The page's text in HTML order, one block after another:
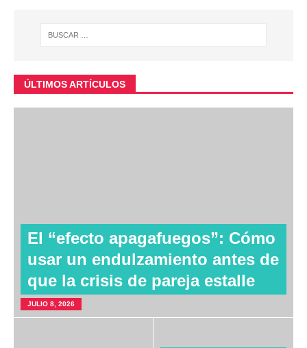
ÚLTIMOS ARTÍCULOS
El “efecto apagafuegos”: Cómo
usar un endulzamiento antes de
que la crisis de pareja estalle
JULIO 8, 2026